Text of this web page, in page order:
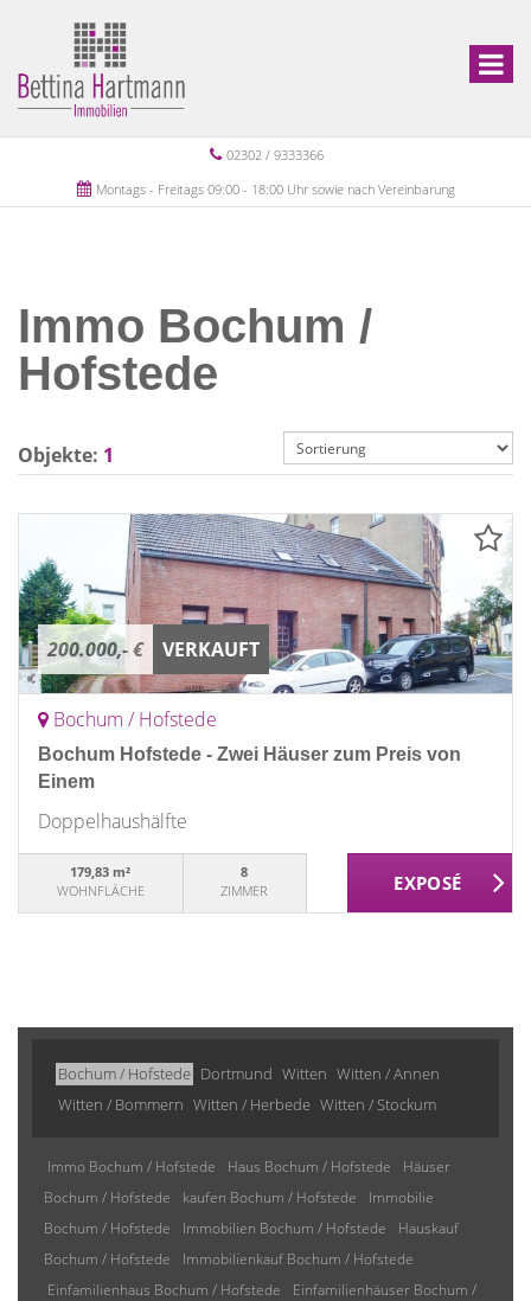
02302 / 9333366
Montags - Freitags 09:00 - 18:00 Uhr sowie nach Vereinbarung
Immo Bochum /
Hofstede
Objekte: 1
200.000,- € VERKAUFT
Bochum / Hofstede
Bochum Hofstede - Zwei Häuser zum Preis von
Einem
Doppelhaushälfte
179,83 m²
WOHNFLÄCHE
8
ZIMMER
Bochum / Hofstede Dortmund Witten Witten / Annen
Witten / Bommern Witten / Herbede Witten / Stockum
Immo Bochum / Hofstede Haus Bochum / Hofstede
Häuser
Bochum / Hofstede
kaufen Bochum / Hofstede
Immobilie
Bochum / Hofstede
Immobilien Bochum / Hofstede
Hauskauf
Bochum / Hofstede
Immobilienkauf Bochum / Hofstede
Einfamilienhaus Bochum / Hofstede
Einfamilienhäuser Bochum /